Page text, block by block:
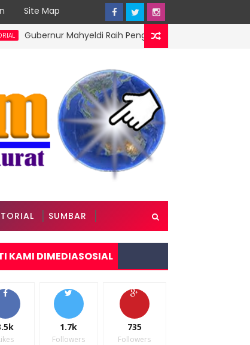
Site Map
Mahyeldi Raih Penghargaan Kartika Pamong Praja
SUMBAR
KAMI DIMEDIASOSIAL
1.7k
Followers
735
Followers